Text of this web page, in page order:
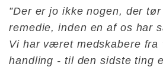
”Der er jo ikke nogen, der
remedie, inden en af os har
Vi har været medskabere fra
handling - til den sidste ting